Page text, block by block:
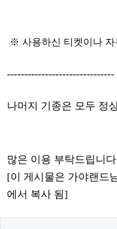
​※ 사용하신 티켓이나
-------------------------------
나머지 기종은 모두 정
많은 이용 부탁드립니
[이 게시물은 가야랜드
에서 복사 됨]